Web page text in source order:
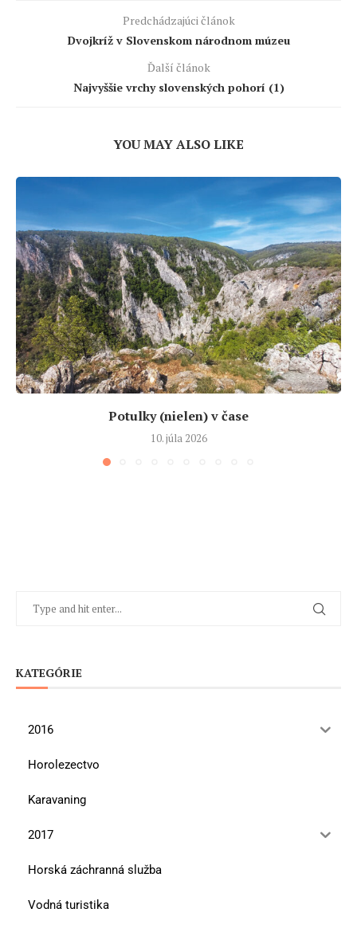
Predchádzajúci článok
Dvojkríž v Slovenskom národnom múzeu
Ďalší článok
Najvyššie vrchy slovenských pohorí (1)
YOU MAY ALSO LIKE
Potulky (nielen) v čase
10. júla 2026
KATEGÓRIE
2016
Horolezectvo
Karavaning
2017
Horská záchranná služba
Vodná turistika